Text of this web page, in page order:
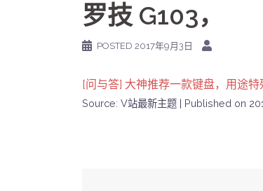
罗技 G103，
POSTED 2017年9月3日
[问与答] 大神推荐一款键盘，用途特
Source: V站最新主题 Published on